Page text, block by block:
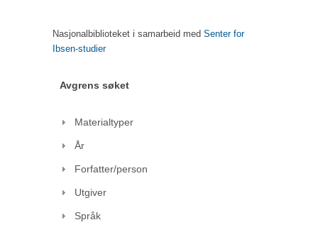
Nasjonalbiblioteket i samarbeid med Senter for
Ibsen-studier
Avgrens søket
Materialtyper
År
Forfatter/person
Utgiver
Språk